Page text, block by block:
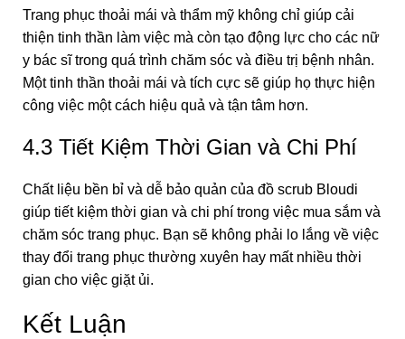
Trang phục thoải mái và thẩm mỹ không chỉ giúp cải
thiện tinh thần làm việc mà còn tạo động lực cho các nữ
y bác sĩ trong quá trình chăm sóc và điều trị bệnh nhân.
Một tinh thần thoải mái và tích cực sẽ giúp họ thực hiện
công việc một cách hiệu quả và tận tâm hơn.
4.3 Tiết Kiệm Thời Gian và Chi Phí
Chất liệu bền bỉ và dễ bảo quản của đồ scrub Bloudi
giúp tiết kiệm thời gian và chi phí trong việc mua sắm và
chăm sóc trang phục. Bạn sẽ không phải lo lắng về việc
thay đổi trang phục thường xuyên hay mất nhiều thời
gian cho việc giặt ủi.
Kết Luận